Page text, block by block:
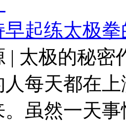
起练太极
| 太极的秘密
人每天都在
。虽然一天